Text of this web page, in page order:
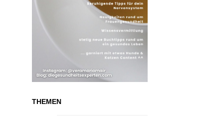
THEMEN